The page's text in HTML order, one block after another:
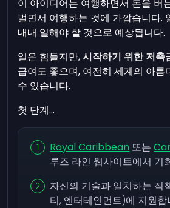
이 아이디어는 여행하면서 돈을 버
벌면서 여행하는 것에 가깝습니다.
내내 일해야 할 것으로 예상됩니다.
일은 힘들지만,시작하기 위한 저축
급여도 좋으며, 여전히 세계의 아름
수 있습니다.
첫 단계...
Royal Caribbean 또는
루즈 라인 웹사이트에서 기
자신의 기술과 일치하는 직
티, 엔터테인먼트)에 지원합